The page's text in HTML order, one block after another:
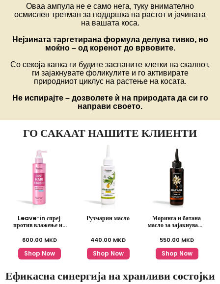
Оваа ампула не е само нега, туку внимателно
осмислен третман за поддршка на растот и јачината
на вашата коса.
Нејзината таргетирана формула делува тивко, но
моќно – од коренот до врвовите.
Со секоја капка ги будите заспаните клетки на скалпот,
ги зајакнувате фоликулите и го активирате
природниот циклус на растење на косата.
Не испирајте – дозволете ѝ на природата да си го
направи своето.
ГО САКААТ НАШИТЕ КЛИЕНТИ
Leave-in спреј
против влажење на
600.00 MKD
Shop Now
Рузмарин масло
440.00 MKD
Shop Now
Моринга и батана
масло за зајакнување
550.00 MKD
Shop Now
Ефикасна синергија на хранливи состојки